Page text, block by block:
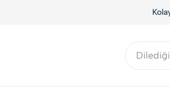
Buluşuyor!